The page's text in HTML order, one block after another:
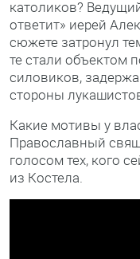
католиков?
ответит» иерей
сюжете затронул
те стали объектом
силовиков,
стороны
Какие мотивы у
Православный
голосом тех, кого
из Костела.